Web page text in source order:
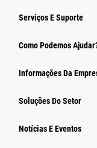
Serviços E Suporte
Como Podemos
Informações Da
Soluções Do Setor
Notícias E Eventos